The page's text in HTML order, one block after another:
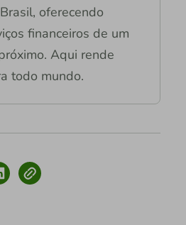
oferecendo
financeiros de um
Aqui rende
todo mundo.